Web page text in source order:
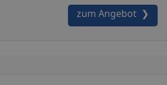
zum Angebot ❯